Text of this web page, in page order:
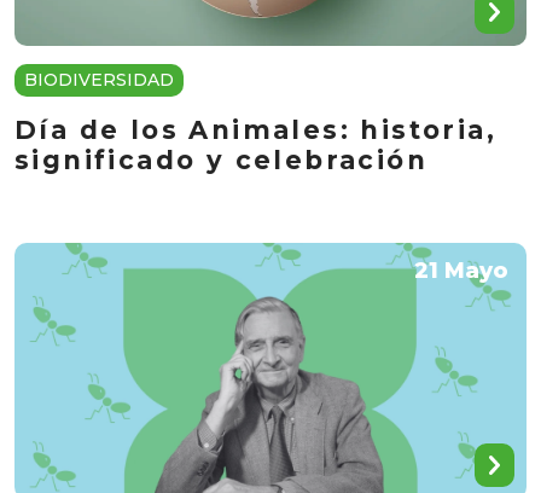
BIODIVERSIDAD
Día de los Animales: historia,
significado y celebración
21 Mayo